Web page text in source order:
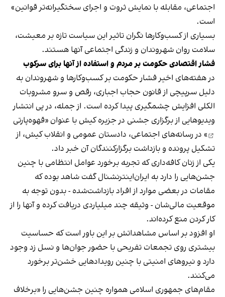
اجتماعی، مقابله با نمایش ثروت و اجرای سختگیرانه‌تر قوانین»
است.
بسیاری از کسب‌وکارها نگران تاثیر این سیاست‌ تازه بر معیشت،
سلامت روان شهروندان و زندگی اجتماعی آنها هستند.
فشار اقتصادی حکومت بر مردم و استفاده از آنها برای سرکوب
در هفته‌های اخیر فشار حکومت بر کسب‌وکارها و شهروندان به
دلیل سرپیچی از قانون حجاب اجباری، رقص و سرو مشروبات
الکلی افزایش چشمگیری پیدا کرده است. از جمله، در پی انتشار
ویدیوهایی از برگزاری جشنی در جزیره کیش با عنوان «قهوه‌پارتی
» در رسانه‌های اجتماعی، دادستان عمومی و انقلاب کیش، از
تشکیل پرونده و بازداشت برگزارکنندگان آن خبر داد.
یکی از زنان کافه‌داری که تجربه برخورد عوامل انتظامی با چنین
جشن‌هایی را دارد به ایران‌اینترنشنال گفت شاهد بوده که
مقامات در بعضی موارد از افراد بازداشت‌‌شده - بدون توجه به
موقعیت مالی‌شان - وثیقه چند میلیاردی دریافت کرده و آنها را از
کار کردن منع کرده‌اند.
او افزود بر اساس مشاهداتش بر این باور است که حساسیت
بیشتری روی تجمعات تفریحی با حضور جوان‌ها و نسل زد وجود
دارد و نیروهای امنیتی با چنین رویدادهایی خشن‌تر برخورد
می‌کنند.
مقام‌های جمهوری اسلامی همواره چنین جشن‌هایی را «برخلاف